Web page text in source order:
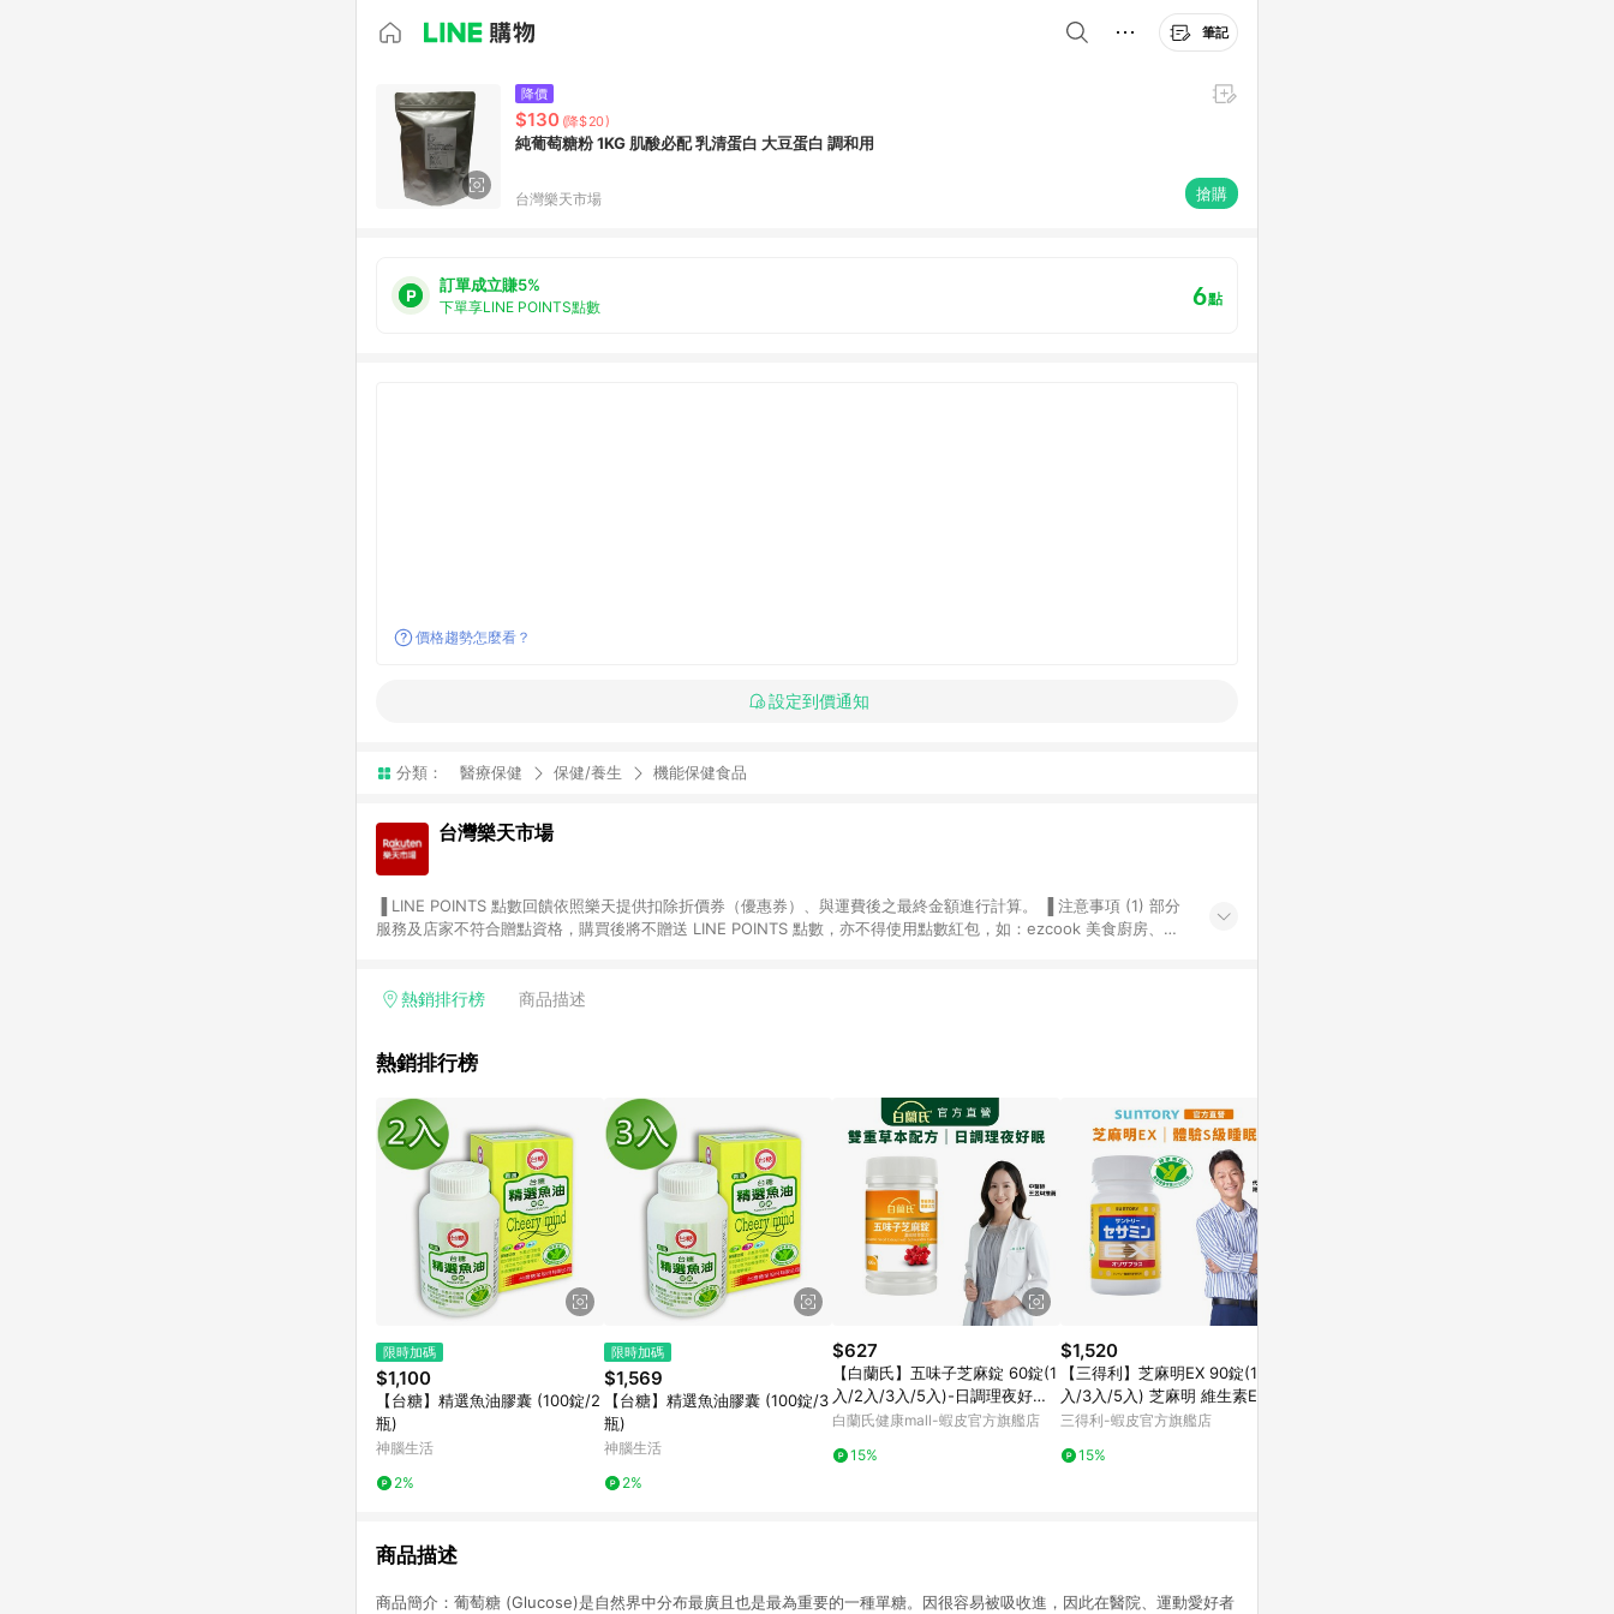
筆記
降價
$130 (降$20)
純葡萄糖粉 1KG 肌酸必配 乳清蛋白 大豆蛋白 調和用
台灣樂天市場 搶購
訂單成立賺5%
下單享LINE POINTS點數 6點
價格趨勢怎麼看？
設定到價通知
分類： 醫療保健 保健/養生 機能保健食品
台灣樂天市場
服務及店家不符合贈點資格，購買後將不贈送 LINE POINTS 點數，亦不得使用點數紅包，如：ezcook 美食廚房、樂
享有 LINE POINTS 回饋。 (3) 若購買之訂單（包含預購商品）未符合樂天市場 45 天內完成訂單出貨及結帳，則不符
會有時間差，如顯示之商品規格、顏色、價位、贈品與台灣樂天市場銷售網頁不符，以銷售網頁標示為準。 (6) 導購訂
點數回饋或點數回饋有爭議，台灣樂天市場保有更改條款與法律追訴之權利，活動詳情以樂天市場網站公告為準。
熱銷排行榜 商品描述
熱銷排行榜
限時加碼
$1,100
【台糖】精選魚油膠囊 (100錠/2
瓶)
神腦生活
2%
限時加碼
$1,569
【台糖】精選魚油膠囊 (100錠/3
瓶)
神腦生活
2%
$627
【白蘭氏】五味子芝麻錠 60錠(1
入/2入/3入/5入)-日調理夜好眠
植物性配方 夜唱熬夜必備 調節生
白蘭氏健康mall-蝦皮官方旗艦店
15%
$1,520
【三得利】芝麻明EX 90錠(1入/2
入/3入/5入) 芝麻明 維生素E 睡
眠新日常 國家護肝核可 官方直營
三得利-蝦皮官方旗艦店
15%
商品描述
商品簡介：葡萄糖 (Glucose)是自然界中分布最廣且也是最為重要的一種單糖。因很容易被吸收進，因此在醫院、運動愛好者